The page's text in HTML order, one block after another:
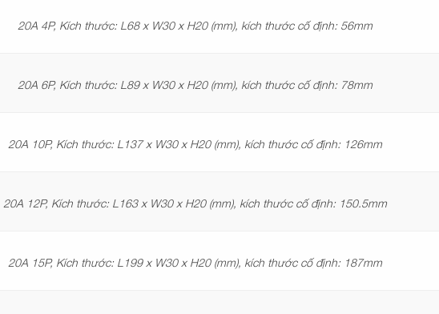
20A 4P, Kích thước: L68 x W30 x H20 (mm), kích thước cố định: 56mm
20A 6P, Kích thước: L89 x W30 x H20 (mm), kích thước cố định: 78mm
20A 10P, Kích thước: L137 x W30 x H20 (mm), kích thước cố định: 126mm
20A 12P, Kích thước: L163 x W30 x H20 (mm), kích thước cố định: 150.5mm
20A 15P, Kích thước: L199 x W30 x H20 (mm), kích thước cố định: 187mm